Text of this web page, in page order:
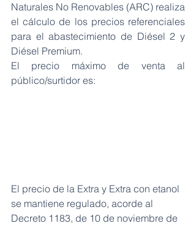
Naturales No Renovables (ARC) realiza
el cálculo de los precios referenciales
para el abastecimiento de Diésel 2 y
Diésel Premium.
El precio máximo de venta al
público/surtidor es:
El precio de la Extra y Extra con etanol
se mantiene regulado, acorde al
Decreto 1183, de 10 de noviembre de